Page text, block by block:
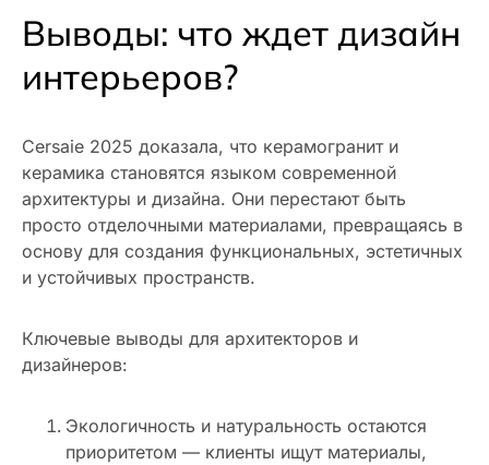
Выводы: что ждет дизайн
интерьеров?
Cersaie 2025 доказала, что керамогранит и
керамика становятся языком современной
архитектуры и дизайна. Они перестают быть
просто отделочными материалами, превращаясь в
основу для создания функциональных, эстетичных
и устойчивых пространств.
Ключевые выводы для архитекторов и
дизайнеров:
Экологичность и натуральность остаются
приоритетом — клиенты ищут материалы,